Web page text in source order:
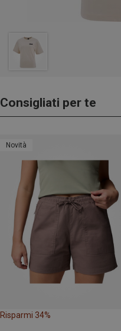
Consigliati per te
Novità
Risparmi 34%